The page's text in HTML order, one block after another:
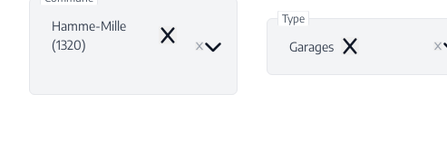
Hamme-Mille
(1320)
Remove
Type
Garages
Remove